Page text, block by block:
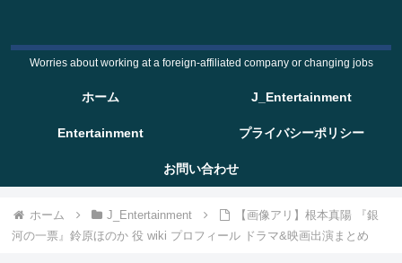
Worries about working at a foreign-affiliated company or changing jobs
ホーム J_Entertainment
Entertainment プライバシーポリシー
お問い合わせ
ホーム J_Entertainment
【画像アリ】根本真陽 『銀
河の一票』鈴原ほのか 役 wiki プロフィール ドラマ&映画出演まとめ